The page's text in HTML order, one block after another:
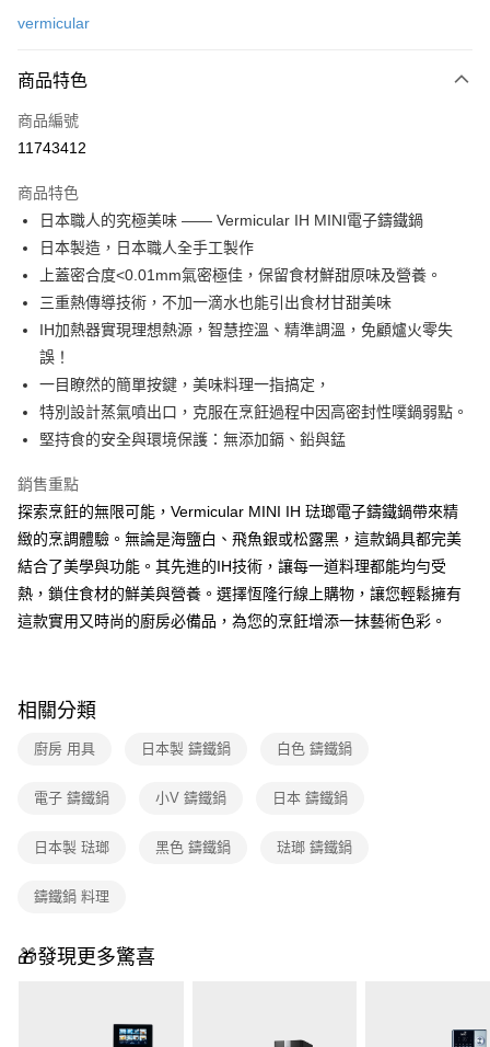
3 期 0 利率 每期
合作金庫商業銀行
上海商業儲蓄銀行
臺灣中小企業銀行
匯豐（台灣）商業銀行
華泰商業銀行
聯邦商業銀行
元大商業銀行
永豐商業銀行
玉山商業銀行
星展（台灣）商業銀行
台灣樂天信用卡公司
合作金庫商業銀行
上海商業儲蓄銀行
國泰世華商業銀行
兆豐國際商業銀行
匯豐（台灣）商業銀行
聯邦商業銀行
遠東國際商業銀行
元大商業銀行
永豐商業銀行
玉山商業銀行
星展（台灣）商業銀行
台新國際商業銀行
即享券
LINE Pay
Apple Pay
街口支付
Google Pay
ATM付款
運送方式
宅配
vermicular
商品特色
商品編號
11743412
商品特色
日本職人的究極美味 —— Vermicular IH MINI電子鑄鐵鍋
日本製造，日本職人全手工製作
上蓋密合度<0.01mm氣密極佳，保留食材鮮甜原味及營養。
三重熱傳導技術，不加一滴水也能引出食材甘甜美味
IH加熱器實現理想熱源，智慧控溫、精準調溫，免顧爐火零失
誤！
一目瞭然的簡單按鍵，美味料理一指搞定，
特別設計蒸氣噴出口，克服在烹飪過程中因高密封性噗鍋弱點。
堅持食的安全與環境保護：無添加鎘、鉛與錳
銷售重點
探索烹飪的無限可能，Vermicular MINI IH 琺瑯電子鑄鐵鍋帶來精
緻的烹調體驗。無論是海鹽白、飛魚銀或松露黑，這款鍋具都完美
結合了美學與功能。其先進的IH技術，讓每一道料理都能均勻受
熱，鎖住食材的鮮美與營養。選擇恆隆行線上購物，讓您輕鬆擁有
這款實用又時尚的廚房必備品，為您的烹飪增添一抹藝術色彩。
相關分類
廚房 用具 日本製 鑄鐵鍋 白色 鑄鐵鍋
電子 鑄鐵鍋 小V 鑄鐵鍋 日本 鑄鐵鍋
日本製 琺瑯 黑色 鑄鐵鍋 琺瑯 鑄鐵鍋
鑄鐵鍋 料理
🎁發現更多驚喜